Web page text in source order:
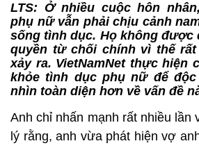
LTS: Ở nhiều cuộc hôn
phụ nữ vẫn phải chịu cảnh
sống tình dục. Họ không được
quyền từ chối chính vì thế
xảy ra. VietNamNet thực hiện
khỏe tình dục phụ nữ để
nhìn toàn diện hơn về vấn đề
Anh chỉ nhấn mạnh rất nhiều lần
lý rằng, anh vừa phát hiện vợ